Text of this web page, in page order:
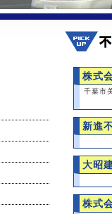
株式
千葉市
新進
大昭
株式